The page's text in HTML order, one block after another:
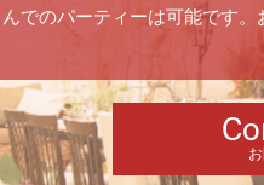
んでのパーティーは可能です。